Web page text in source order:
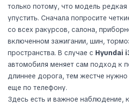
только потому, что модель редкая
упустить. Сначала попросите
со всех ракурсов, салона,
включенном зажигании, шин,
пространства. В случае с Hyundai
автомобиля меняет сам подход к
длиннее дорога, тем жестче нужно
еще по телефону.
Здесь есть и важное наблюдение,